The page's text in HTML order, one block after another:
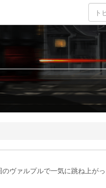
ヴァルプルで一気に跳ね上がっ